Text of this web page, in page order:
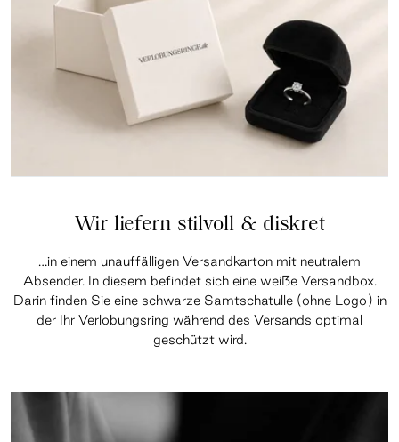
Wir liefern stilvoll & diskret
…in einem unauffälligen Versandkarton mit neutralem
Absender. In diesem befindet sich eine weiße Versandbox.
Darin finden Sie eine schwarze Samtschatulle (ohne Logo) in
der Ihr Verlobungsring während des Versands optimal
geschützt wird.